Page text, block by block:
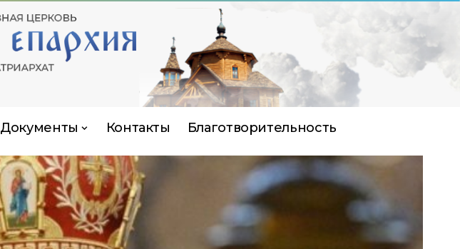
Документы Контакты Благотворительность